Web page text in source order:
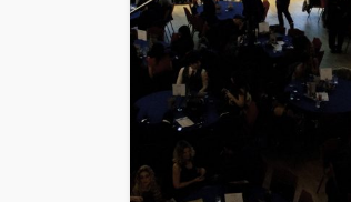
SPONSOR
the